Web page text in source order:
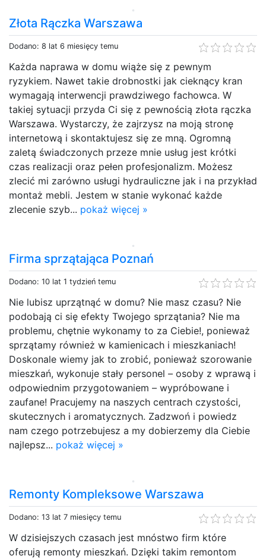
Złota Rączka Warszawa
Dodano: 8 lat 6 miesięcy temu
Każda naprawa w domu wiąże się z pewnym
ryzykiem. Nawet takie drobnostki jak cieknący kran
wymagają interwencji prawdziwego fachowca. W
takiej sytuacji przyda Ci się z pewnością złota rączka
Warszawa. Wystarczy, że zajrzysz na moją stronę
internetową i skontaktujesz się ze mną. Ogromną
zaletą świadczonych przeze mnie usług jest krótki
czas realizacji oraz pełen profesjonalizm. Możesz
zlecić mi zarówno usługi hydrauliczne jak i na przykład
montaż mebli. Jestem w stanie wykonać każde
zlecenie szyb... pokaż więcej »
Firma sprzątająca Poznań
Dodano: 10 lat 1 tydzień temu
Nie lubisz uprzątnąć w domu? Nie masz czasu? Nie
podobają ci się efekty Twojego sprzątania? Nie ma
problemu, chętnie wykonamy to za Ciebie!, ponieważ
sprzątamy również w kamienicach i mieszkaniach!
Doskonale wiemy jak to zrobić, ponieważ szorowanie
mieszkań, wykonuje stały personel – osoby z wprawą i
odpowiednim przygotowaniem – wypróbowane i
zaufane! Pracujemy na naszych centrach czystości,
skutecznych i aromatycznych. Zadzwoń i powiedz
nam czego potrzebujesz a my dobierzemy dla Ciebie
najlepsz... pokaż więcej »
Remonty Kompleksowe Warszawa
Dodano: 13 lat 7 miesięcy temu
W dzisiejszych czasach jest mnóstwo firm które
oferują remonty mieszkań. Dzięki takim remontom